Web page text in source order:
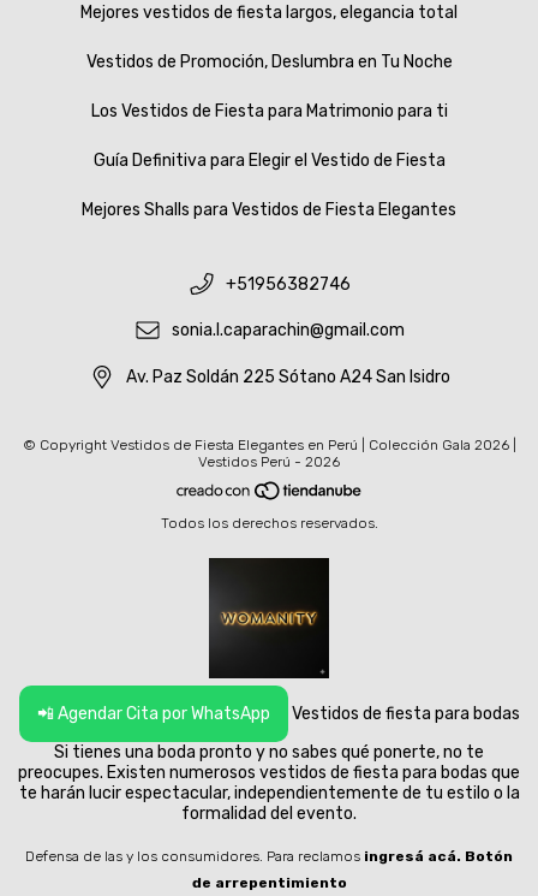
Mejores vestidos de fiesta largos, elegancia total
Vestidos de Promoción, Deslumbra en Tu Noche
Los Vestidos de Fiesta para Matrimonio para ti
Guía Definitiva para Elegir el Vestido de Fiesta
Mejores Shalls para Vestidos de Fiesta Elegantes
+51956382746
sonia.l.caparachin@gmail.com
Av. Paz Soldán 225 Sótano A24 San Isidro
© Copyright Vestidos de Fiesta Elegantes en Perú | Colección Gala 2026 |
Vestidos Perú - 2026
Todos los derechos reservados.
📲 Agendar Cita por WhatsApp
Vestidos de fiesta para bodas
Si tienes una boda pronto y no sabes qué ponerte, no te
preocupes. Existen numerosos vestidos de fiesta para bodas que
te harán lucir espectacular, independientemente de tu estilo o la
formalidad del evento.
Defensa de las y los consumidores. Para reclamos ingresá acá. Botón
de arrepentimiento